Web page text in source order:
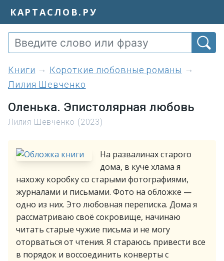
КАРТАСЛОВ.РУ
книги
Короткие любовные романы
Лилия Шевченко
Оленька. Эпистолярная любовь
Лилия Шевченко (2023)
На развалинах старого
дома, в куче хлама я
нахожу коробку со старыми фотографиями,
журналами и письмами. Фото на обложке —
одно из них. Это любовная переписка. Дома я
рассматриваю своё сокровище, начинаю
читать старые чужие письма и не могу
оторваться от чтения. Я стараюсь привести все
в порядок и воссоединить конверты с